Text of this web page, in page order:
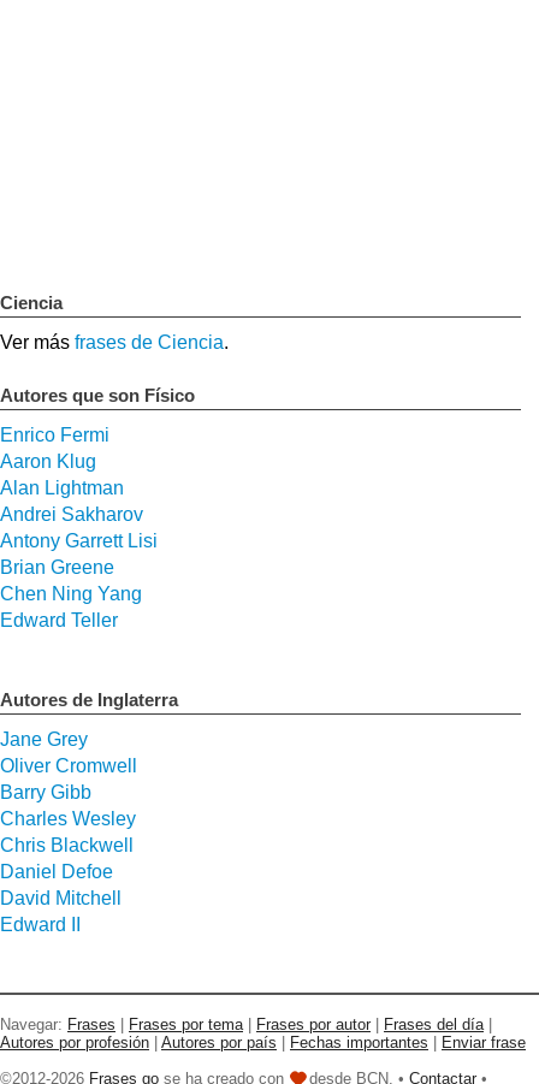
Ciencia
Ver más frases de Ciencia.
Autores que son Físico
Enrico Fermi
Aaron Klug
Alan Lightman
Andrei Sakharov
Antony Garrett Lisi
Brian Greene
Chen Ning Yang
Edward Teller
Autores de Inglaterra
Jane Grey
Oliver Cromwell
Barry Gibb
Charles Wesley
Chris Blackwell
Daniel Defoe
David Mitchell
Edward II
Navegar: Frases Frases por tema| Frases por autor Frases del día|
Autores por profesión
Autores por país Fechas importantes
Enviar frase
©2012-2026 Frases go se ha creado con desde BCN. • Contactar •